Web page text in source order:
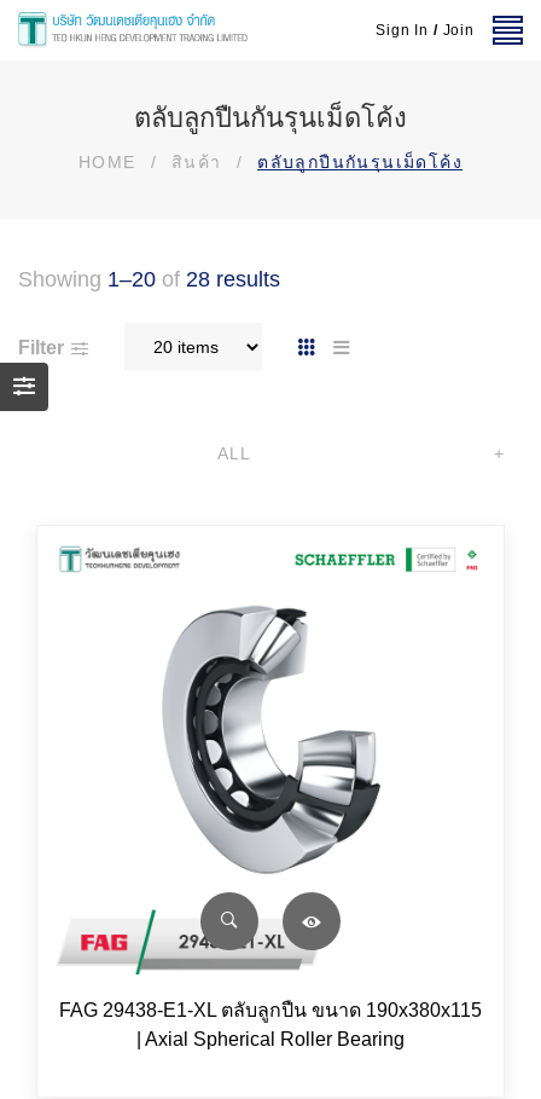
Sign In / Join
ตลับลูกปืนกันรุนเม็ดโค้ง
HOME / สินค้า / ตลับลูกปืนกันรุนเม็ดโค้ง
Showing 1–20 of 28 results
Filter
ALL +
FAG 29438-E1-XL ตลับลูกปืน ขนาด 190x380x115
| Axial Spherical Roller Bearing